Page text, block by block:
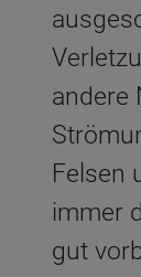
andere
Felsen
immer
gut